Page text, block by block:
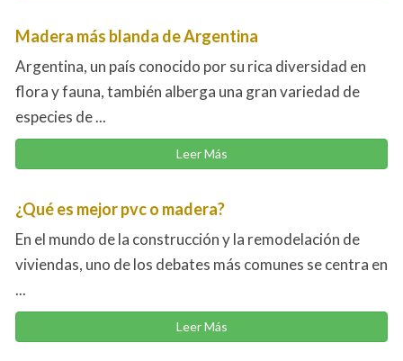
Madera más blanda de Argentina
Argentina, un país conocido por su rica diversidad en
flora y fauna, también alberga una gran variedad de
especies de ...
Leer Más
¿Qué es mejor pvc o madera?
En el mundo de la construcción y la remodelación de
viviendas, uno de los debates más comunes se centra en
...
Leer Más